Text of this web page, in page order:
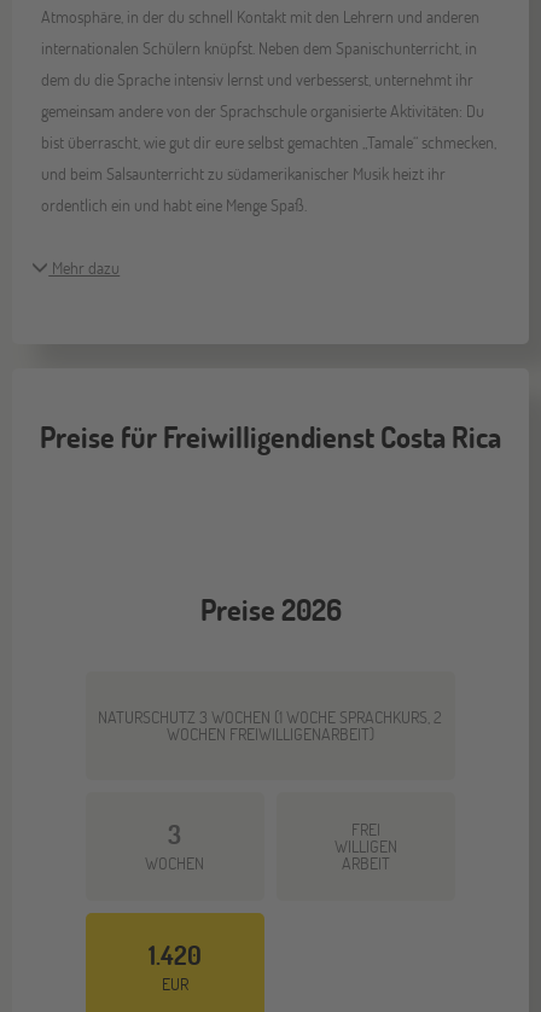
Atmosphäre, in der du schnell Kontakt mit den Lehrern und anderen
internationalen Schülern knüpfst. Neben dem Spanischunterricht, in
dem du die Sprache intensiv lernst und verbesserst, unternehmt ihr
gemeinsam andere von der Sprachschule organisierte Aktivitäten: Du
bist überrascht, wie gut dir eure selbst gemachten „Tamale“ schmecken,
und beim Salsaunterricht zu südamerikanischer Musik heizt ihr
ordentlich ein und habt eine Menge Spaß.
Mehr dazu
Preise für Freiwilligendienst Costa Rica
Preise 2026
NATURSCHUTZ 3 WOCHEN (1 WOCHE SPRACHKURS, 2
WOCHEN FREIWILLIGENARBEIT)
3
WOCHEN
FREI
WILLIGEN
ARBEIT
1.420
EUR